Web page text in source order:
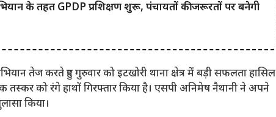
के तहत GPDP प्रशिक्षण शुरू, पंचायतों की जरूरतों पर बनेगी
तेज करते हुए गुरुवार को इटखोरी थाना क्षेत्र में बड़ी सफलता हासिल
को रंगे हाथों गिरफ्तार किया है। एसपी अनिमेष नैथानी ने अपने
किया।